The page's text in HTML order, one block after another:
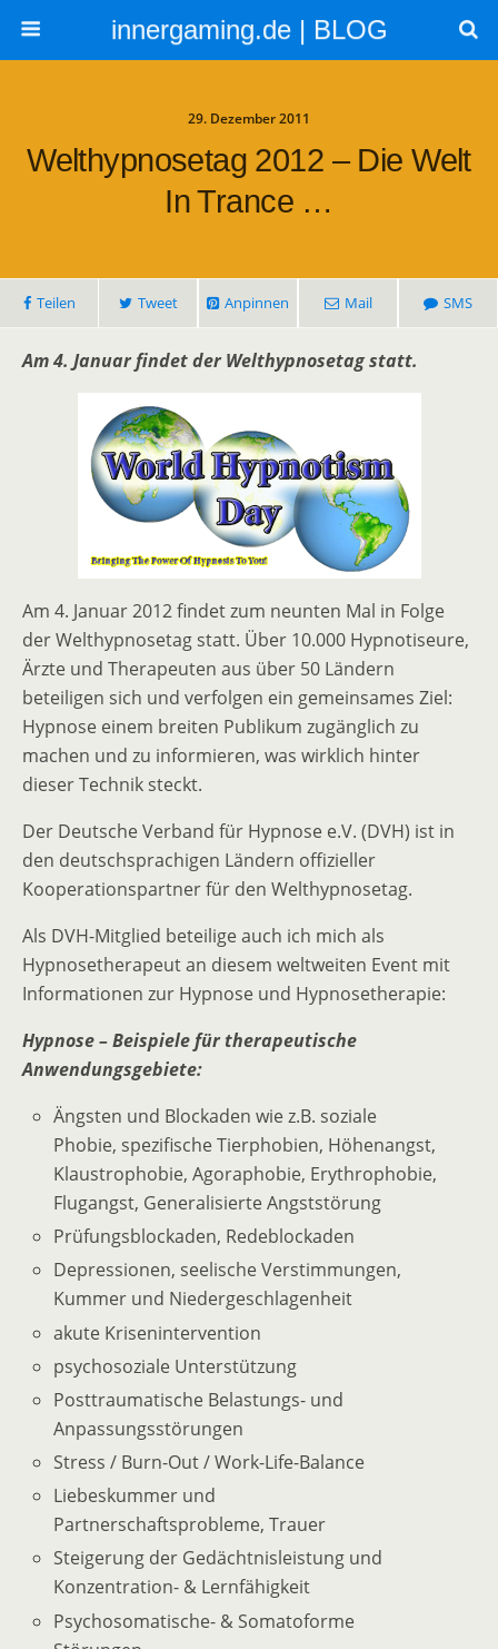
innergaming.de | BLOG
29. Dezember 2011
Welthypnosetag 2012 – Die Welt
In Trance …
Teilen Tweet Anpinnen Mail SMS
Am 4. Januar findet der Welthypnosetag statt.
Am 4. Januar 2012 findet zum neunten Mal in Folge
der Welthypnosetag statt. Über 10.000 Hypnotiseure,
Ärzte und Therapeuten aus über 50 Ländern
beteiligen sich und verfolgen ein gemeinsames Ziel:
Hypnose einem breiten Publikum zugänglich zu
machen und zu informieren, was wirklich hinter
dieser Technik steckt.
Der Deutsche Verband für Hypnose e.V. (DVH) ist in
den deutschsprachigen Ländern offizieller
Kooperationspartner für den Welthypnosetag.
Als DVH-Mitglied beteilige auch ich mich als
Hypnosetherapeut an diesem weltweiten Event mit
Informationen zur Hypnose und Hypnosetherapie:
Hypnose – Beispiele für therapeutische
Anwendungsgebiete:
Ängsten und Blockaden wie z.B. soziale
Phobie, spezifische Tierphobien, Höhenangst,
Klaustrophobie, Agoraphobie, Erythrophobie,
Flugangst, Generalisierte Angststörung
Prüfungsblockaden, Redeblockaden
Depressionen, seelische Verstimmungen,
Kummer und Niedergeschlagenheit
akute Krisenintervention
psychosoziale Unterstützung
Posttraumatische Belastungs- und
Anpassungsstörungen
Stress / Burn-Out / Work-Life-Balance
Liebeskummer und
Partnerschaftsprobleme, Trauer
Steigerung der Gedächtnisleistung und
Konzentration- & Lernfähigkeit
Psychosomatische- & Somatoforme